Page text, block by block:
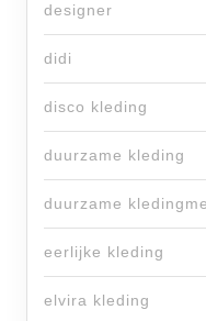
designer
didi
disco kleding
duurzame kleding
duurzame
eerlijke kleding
elvira kleding